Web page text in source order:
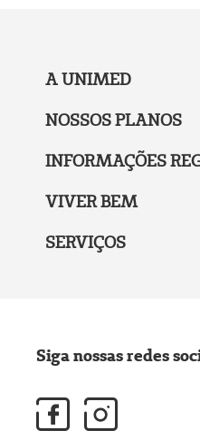
A UNIMED
NOSSOS PLANOS
INFORMAÇÕES
VIVER BEM
SERVIÇOS
Siga nossas redes